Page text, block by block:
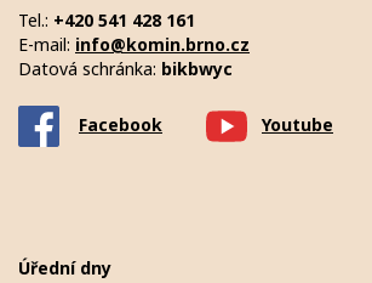
Tel.: +420 541 428 161
E-mail: info@komin.brno.cz
Datová schránka: bikbwyc
Facebook Youtube
Úřední dny